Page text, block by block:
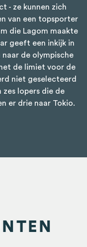
- ze kunnen zich
van een topsporter
die Lagom maakte
geeft een inkijk in
de olympische
de limiet voor de
niet geselecteerd
lopers die de
er drie naar Tokio.